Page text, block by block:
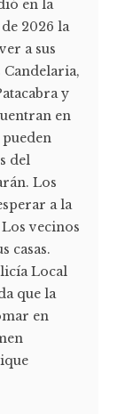
en la
2026 la
a sus
y
en
del
Los
a la
vecinos
casas.
Local
que la
en